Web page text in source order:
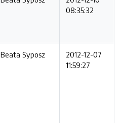
08:35:32
Beata Syposz
2012-12-07
11:59:27